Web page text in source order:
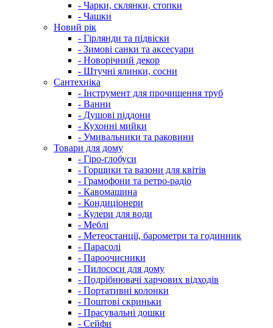
- Чарки, склянки, стопки
- Чашки
Новий рік
- Гірлянди та підвіски
- Зимові санки та аксесуари
- Новорічний декор
- Штучні ялинки, сосни
Сантехніка
- Інструмент для прочищення труб
- Ванни
- Душові піддони
- Кухонні мийки
- Умивальники та раковини
Товари для дому
- Гіро-глобуси
- Горщики та вазони для квітів
- Грамофони та ретро-радіо
- Кавомашина
- Кондиціонери
- Кулери для води
- Меблі
- Метеостанції, барометри та годинник
- Парасолі
- Пароочисники
- Пилососи для дому
- Подрібнювачі харчових відходів
- Портативні колонки
- Поштові скриньки
- Прасувальні дошки
- Сейфи